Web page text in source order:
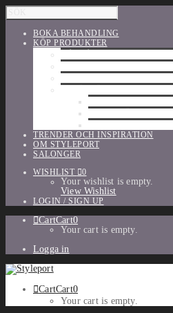
BOKA BEHANDLING
KÖP PRODUKTER
TRENDER OCH INSPIRATION
OM STYLEPORT
SALONGER
WISHLIST
0
Your wishlist is empty.
View Wishlist
LOGIN / SIGN UP
CartCart0
Your cart is empty.
Logga in
CartCart0
Your cart is empty.